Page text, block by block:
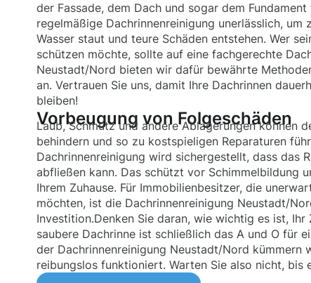
der Fassade, dem Dach und sogar dem
regelmäßige Dachrinnenreinigung unerlässlich, um
Wasser staut und teure Schäden entstehen. Wer
schützen möchte, sollte auf eine fachgerechte
Neustadt/Nord bieten wir dafür bewährte
an. Vertrauen Sie uns, damit Ihre Dachrinnen
bleiben!
Vorbeugung von Folgeschäden
Laub, Schmutz und andere Ablagerungen können
behindern und so zu kostspieligen Reparaturen
Dachrinnenreinigung wird sichergestellt, dass das
abfließen kann. Das schützt vor Schimmelbildung
Ihrem Zuhause. Für Immobilienbesitzer, die
möchten, ist die Dachrinnenreinigung Neustadt/
Investition.Denken Sie daran, wie wichtig es ist, Ihr
saubere Dachrinne ist schließlich das A und O für
der Dachrinnenreinigung Neustadt/Nord kümmern
reibungslos funktioniert. Warten Sie also nicht, bis